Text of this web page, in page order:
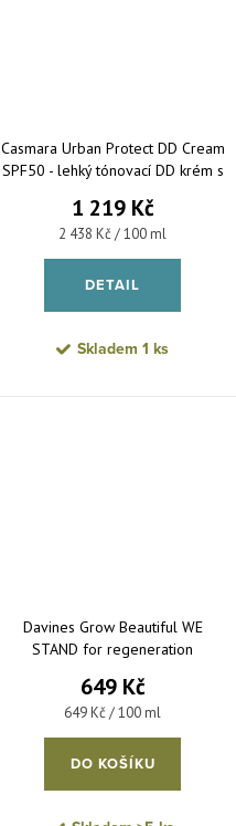
Casmara Urban Protect DD Cream
SPF50 - lehký tónovací DD krém s
1 219 Kč
Měrná cena:
2 438 Kč / 100 ml
DETAIL
Skladem 1 ks
Davines Grow Beautiful WE
STAND for regeneration
regenerační máslo pro vlasy, tělo
a pleť 100 ml
649 Kč
Měrná cena:
649 Kč / 100 ml
DO KOŠÍKU